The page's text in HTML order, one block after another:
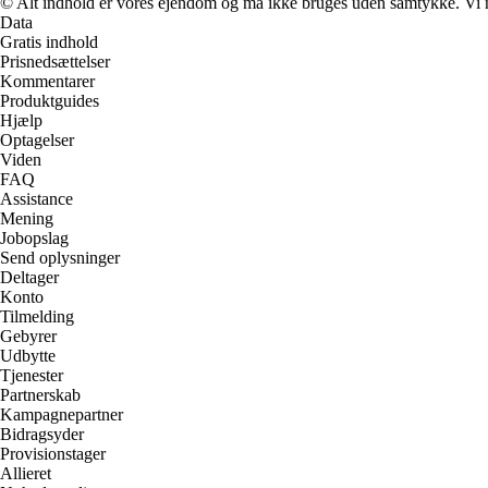
Data
Gratis indhold
Prisnedsættelser
Kommentarer
Produktguides
Hjælp
Optagelser
Viden
FAQ
Assistance
Mening
Jobopslag
Send oplysninger
Deltager
Konto
Tilmelding
Gebyrer
Udbytte
Tjenester
Partnerskab
Kampagnepartner
Bidragsyder
Provisionstager
Allieret